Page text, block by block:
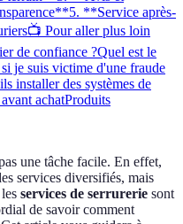
5. **Service après-
📺 Pour aller plus loin
de confiance ?Quel est le
je suis victime d'une fraude
installer des systèmes de
achatProduits
une tâche facile. En effet,
services diversifiés, mais
services de serrurerie sont
de savoir comment